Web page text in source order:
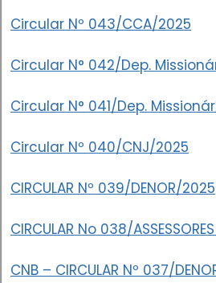
Circular Nº 043/CCA/2025
Circular N° 042/Dep.
Circular N° 041/Dep.
Circular Nº 040/CNJ/2025
CIRCULAR Nº 039/DENOR/2025
CIRCULAR No 038/
CNB – CIRCULAR Nº 037/